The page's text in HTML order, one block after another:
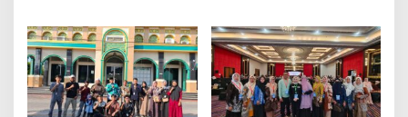
Lintas Batang Natal- Natal